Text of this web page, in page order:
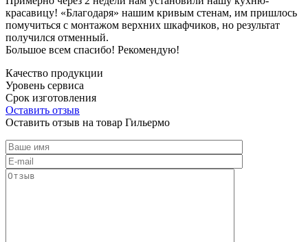
красавицу! «Благодаря» нашим кривым стенам, им пришлось
помучиться с монтажом верхних шкафчиков, но результат
получился отменный.
Большое всем спасибо! Рекомендую!
Качество продукции
Уровень сервиса
Срок изготовления
Оставить отзыв
Оставить отзыв на товар Гильермо